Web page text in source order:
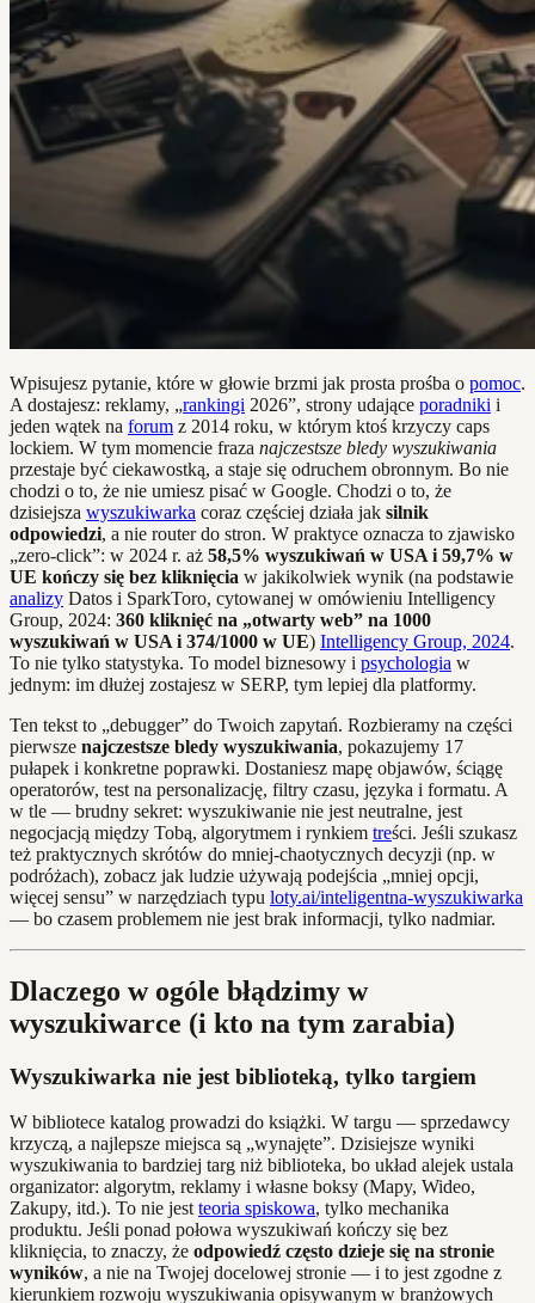
Wpisujesz pytanie, które w głowie brzmi jak prosta prośba o pomoc.
A dostajesz: reklamy, „rankingi 2026”, strony udające poradniki i
jeden wątek na forum z 2014 roku, w którym ktoś krzyczy caps
lockiem. W tym momencie fraza najczestsze bledy wyszukiwania
przestaje być ciekawostką, a staje się odruchem obronnym. Bo nie
chodzi o to, że nie umiesz pisać w Google. Chodzi o to, że
dzisiejsza wyszukiwarka coraz częściej działa jak silnik
odpowiedzi, a nie router do stron. W praktyce oznacza to zjawisko
„zero-click”: w 2024 r. aż 58,5% wyszukiwań w USA i 59,7% w
UE kończy się bez kliknięcia w jakikolwiek wynik (na podstawie
analizy Datos i SparkToro, cytowanej w omówieniu Intelligency
Group, 2024: 360 kliknięć na „otwarty web” na 1000
wyszukiwań w USA i 374/1000 w UE) Intelligency Group, 2024.
To nie tylko statystyka. To model biznesowy i psychologia w
jednym: im dłużej zostajesz w SERP, tym lepiej dla platformy.
Ten tekst to „debugger” do Twoich zapytań. Rozbieramy na części
pierwsze najczestsze bledy wyszukiwania, pokazujemy 17
pułapek i konkretne poprawki. Dostaniesz mapę objawów, ściągę
operatorów, test na personalizację, filtry czasu, języka i formatu. A
w tle — brudny sekret: wyszukiwanie nie jest neutralne, jest
negocjacją między Tobą, algorytmem i rynkiem treści. Jeśli szukasz
też praktycznych skrótów do mniej-chaotycznych decyzji (np. w
podróżach), zobacz jak ludzie używają podejścia „mniej opcji,
więcej sensu” w narzędziach typu loty.ai/inteligentna-wyszukiwarka
— bo czasem problemem nie jest brak informacji, tylko nadmiar.
Dlaczego w ogóle błądzimy w
wyszukiwarce (i kto na tym zarabia)
Wyszukiwarka nie jest biblioteką, tylko targiem
W bibliotece katalog prowadzi do książki. W targu — sprzedawcy
krzyczą, a najlepsze miejsca są „wynajęte”. Dzisiejsze wyniki
wyszukiwania to bardziej targ niż biblioteka, bo układ alejek ustala
organizator: algorytm, reklamy i własne boksy (Mapy, Wideo,
Zakupy, itd.). To nie jest teoria spiskowa, tylko mechanika
produktu. Jeśli ponad połowa wyszukiwań kończy się bez
kliknięcia, to znaczy, że odpowiedź często dzieje się na stronie
wyników, a nie na Twojej docelowej stronie — i to jest zgodne z
kierunkiem rozwoju wyszukiwania opisywanym w branżowych